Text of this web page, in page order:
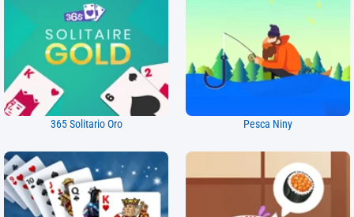
365 Solitario Oro Pesca Niny